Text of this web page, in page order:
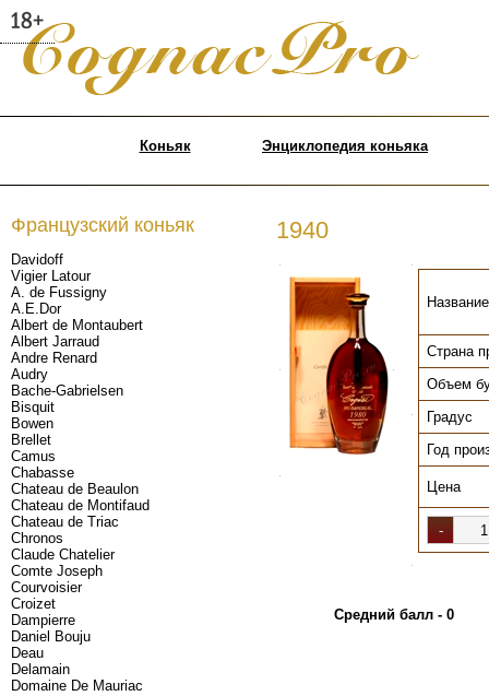
Коньяк Энциклопедия коньяка
Французский коньяк
Davidoff
Vigier Latour
A. de Fussigny
A.E.Dor
Albert de Montaubert
Albert Jarraud
Andre Renard
Audry
Bache-Gabrielsen
Bisquit
Bowen
Brellet
Camus
Chabasse
Chateau de Beaulon
Chateau de Montifaud
Chateau de Triac
Chronos
Claude Chatelier
Comte Joseph
Courvoisier
Croizet
Dampierre
Daniel Bouju
Deau
Delamain
Domaine De Mauriac
1940
Название
Страна
Объем
Градус
Год
Цена
Средний балл - 0